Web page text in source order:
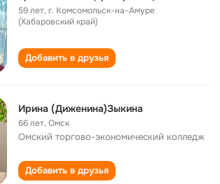
59 лет,г. Комсомольск-на-Амуре
(Хабаровский край)
Добавить в друзья
Ирина (Диженина)Зыкина
66 лет,Омск
Омский торгово-экономический колледж
Добавить в друзья